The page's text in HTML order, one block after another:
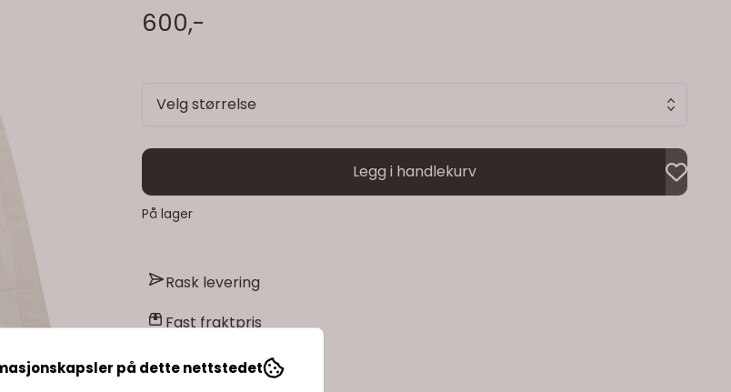
600,-
Velg størrelse
Legg i handlekurv
På lager
Rask levering
Fast fraktpris
Kvalitetsprodukter
på dette nettstedet